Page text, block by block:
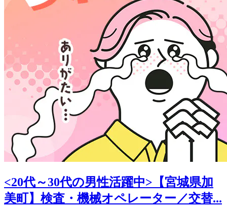
<20代～30代の男性活躍中>【宮城県加
美町】検査・機械オペレーター／交替...